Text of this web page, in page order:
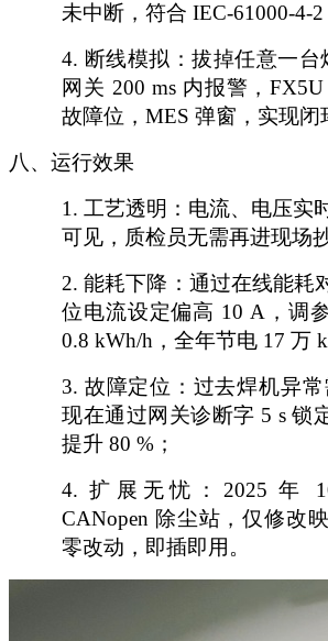
未中断，符合 IEC-61000-4-2
4. 断线模拟：拔掉任意一台
网关 200 ms 内报警，
故障位，MES 弹窗，实现闭
八、运行效果
1. 工艺透明：电流、电压实
可见，质检员无需再进现场
2.能耗下降：通过在线能耗
位电流设定偏高 10 A，调
0.8 kWh/h，全年节电 17 万
3. 故障定位：过去焊机异常
现在通过网关诊断字 5 s 锁
提升 80 %；
4.扩展无忧： 2025 年
CANopen 除尘站，仅修改
零改动，即插即用。